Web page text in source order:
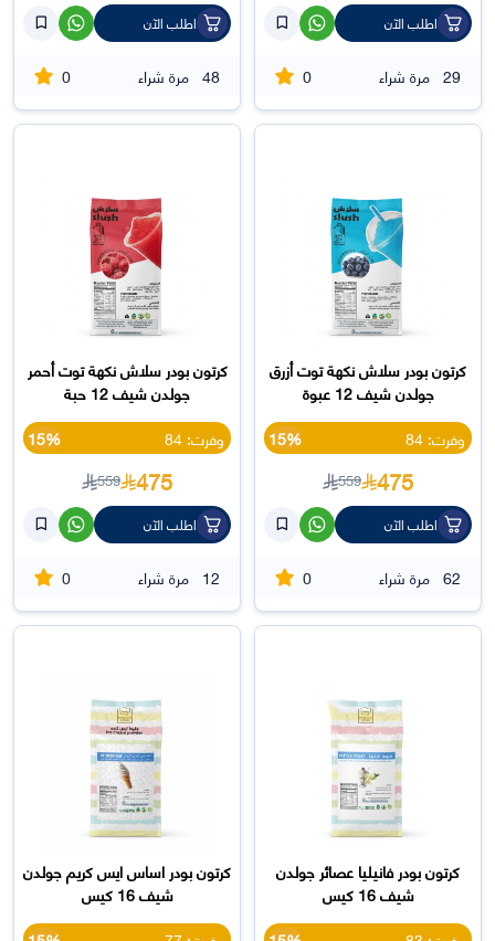
اطلب الآن
29 مرة شراء 0
اطلب الآن
48 مرة شراء 0
كرتون بودر سلاش نكهة توت أزرق
جولدن شيف 12 عبوة
وفرت: 84
15%
475
559
اطلب الآن
62 مرة شراء 0
كرتون بودر سلاش نكهة توت أحمر
جولدن شيف 12 حبة
وفرت: 84
15%
475
559
اطلب الآن
12 مرة شراء 0
كرتون بودر فانيليا عصائر جولدن
شيف 16 كيس
كرتون بودر اساس ايس كريم جولدن
شيف 16 كيس